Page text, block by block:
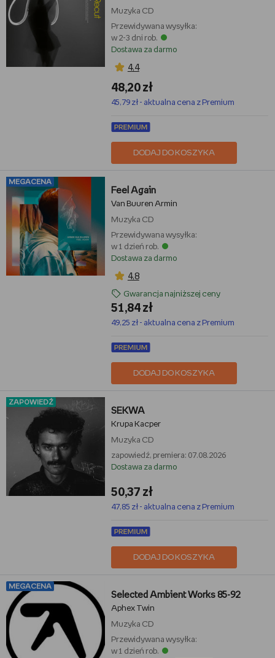
Muzyka CD
Przewidywana wysyłka:
w 2-3 dni rob.
Dostawa za darmo
4,4
48,20 zł
45,79 zł - aktualna cena z Premium
DODAJ DO KOSZYKA
MEGACENA
Feel Again
Van Buuren Armin
Muzyka CD
Przewidywana wysyłka:
w 1 dzień rob.
Dostawa za darmo
4,8
Gwarancja najniższej ceny
51,84 zł
49,25 zł - aktualna cena z Premium
DODAJ DO KOSZYKA
ZAPOWIEDŹ
SEKWA
Krupa Kacper
Muzyka CD
zapowiedź, premiera: 07.08.2026
Dostawa za darmo
50,37 zł
47,85 zł - aktualna cena z Premium
DODAJ DO KOSZYKA
MEGACENA
Selected Ambient Works 85-92
Aphex Twin
Muzyka CD
Przewidywana wysyłka:
w 1 dzień rob.